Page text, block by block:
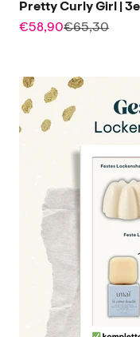
Pretty Curly Girl |
Angebot
€58,90Regulärer
€65,30